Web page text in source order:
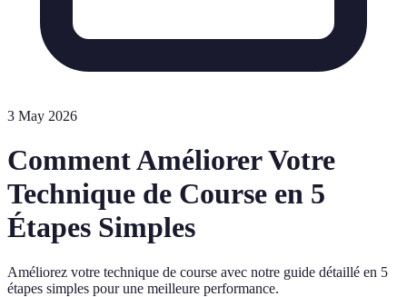
3 May 2026
Comment Améliorer Votre
Technique de Course en 5
Étapes Simples
Améliorez votre technique de course avec notre guide détaillé en 5
étapes simples pour une meilleure performance.